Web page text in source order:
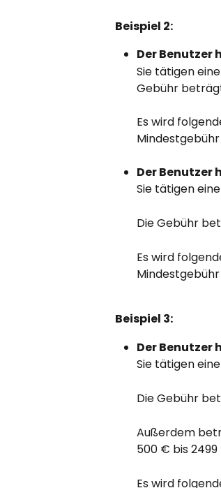
Beispiel 2:
Der Benutzer
Sie tätigen
Gebühr
Es wird
Der Benutzer
Sie tätigen
Die Gebühr
Es wird
Beispiel 3:
Der Benutzer
Sie tätigen
Die Gebühr
Außerdem
500 € bis 2499
Es wird